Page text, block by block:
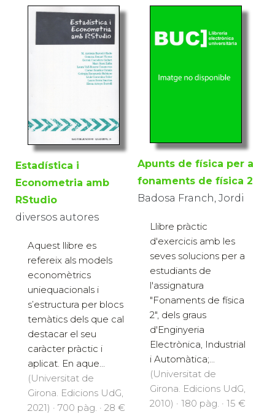
Estadística i
Econometria amb
RStudio
diversos autores
Aquest llibre es
refereix als models
economètrics
uniequacionals i
s’estructura per blocs
temàtics dels que cal
destacar el seu
caràcter pràctic i
aplicat. En aque...
(Universitat de
Girona. Edicions UdG,
2021) · 700 pàg. · 28 €
Apunts de física per a
fonaments de física 2
Badosa Franch, Jordi
Llibre pràctic
d'exercicis amb les
seves solucions per a
estudiants de
l'assignatura
"Fonaments de física
2", dels graus
d'Enginyeria
Electrònica, Industrial
i Automàtica;...
(Universitat de
Girona. Edicions UdG,
2010) · 180 pàg. · 15 €